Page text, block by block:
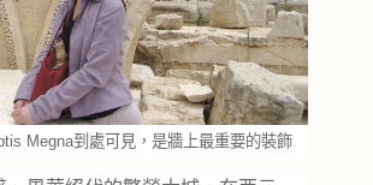
Megna到處可見，是牆上最重要的裝飾